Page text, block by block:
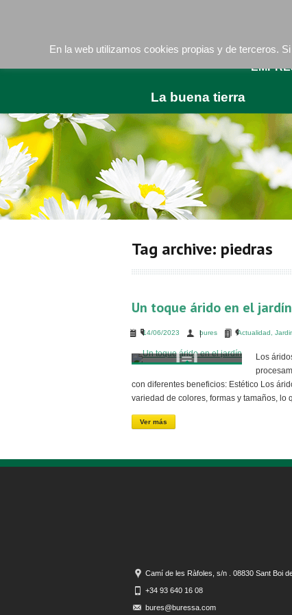
La buena tierra
Tag archive: piedras
Un toque árido en el jardín
14/06/2023 bures Actualidad
Los
con diferentes beneficios: Estético Los
variedad de colores, formas y tamaños, lo
Ver más
Camí de les Ràfoles, s/n . 08830 Sant Boi
+34 93 640 16 08
bures@buressa.com
En la web utilizamos cookies propias y de terceros.